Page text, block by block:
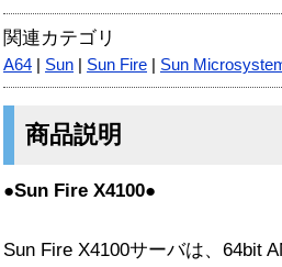
関連カテゴリ
A64 Sun Sun Fire Sun
商品説明
●Sun Fire X4100●
Sun Fire X4100サーバは、64bit